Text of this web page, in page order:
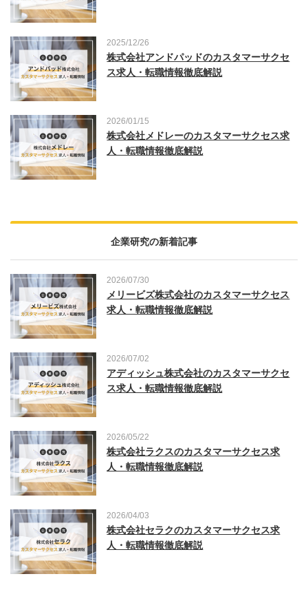
2025/12/26
株式会社アンドパッドのカスタマーサクセ
ス求人・転職情報徹底解説
2026/01/15
株式会社メドレーのカスタマーサクセス求
人・転職情報徹底解説
企業研究の新着記事
2026/07/30
メリービズ株式会社のカスタマーサクセス
求人・転職情報徹底解説
2026/07/02
アディッシュ株式会社のカスタマーサクセ
ス求人・転職情報徹底解説
2026/05/22
株式会社ラクスのカスタマーサクセス求
人・転職情報徹底解説
2026/04/03
株式会社セラクのカスタマーサクセス求
人・転職情報徹底解説